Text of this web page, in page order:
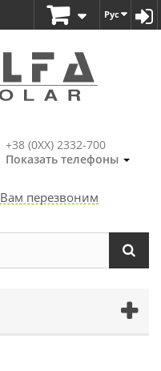
Рус
+38 (0XX) 2332-700
Показать телефоны
перезвоним